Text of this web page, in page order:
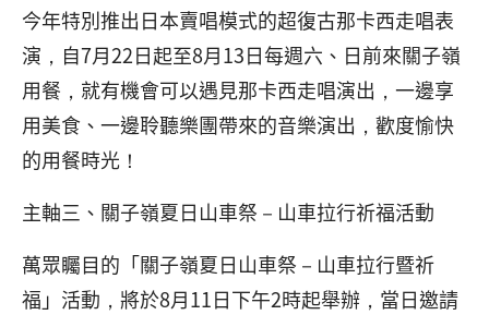
今年特別推出日本賣唱模式的超復古那卡西走唱表
演，自7月22日起至8月13日每週六、日前來關子嶺
用餐，就有機會可以遇見那卡西走唱演出，一邊享
用美食、一邊聆聽樂團帶來的音樂演出，歡度愉快
的用餐時光！
主軸三、關子嶺夏日山車祭－山車拉行祈福活動
萬眾矚目的「關子嶺夏日山車祭－山車拉行暨祈
福」活動，將於8月11日下午2時起舉辦，當日邀請